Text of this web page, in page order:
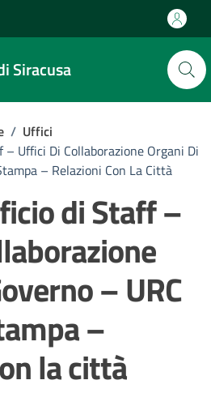
Siracusa
/ Uffici
Uffici Di Collaborazione Organi Di
– Relazioni Con La Città
di Staff –
– URC
–
la città